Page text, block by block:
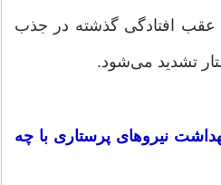
عقب افتادگی گذشته در جذب
تشدید می‌شود.
نیرو‌های پرستاری با چه